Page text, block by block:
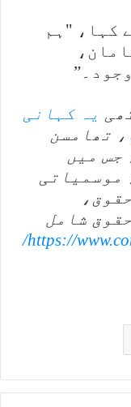
کہا، "ہم
یہ کہانی
، تھامسن
جس میں
موسمیاتی
شامل
https://